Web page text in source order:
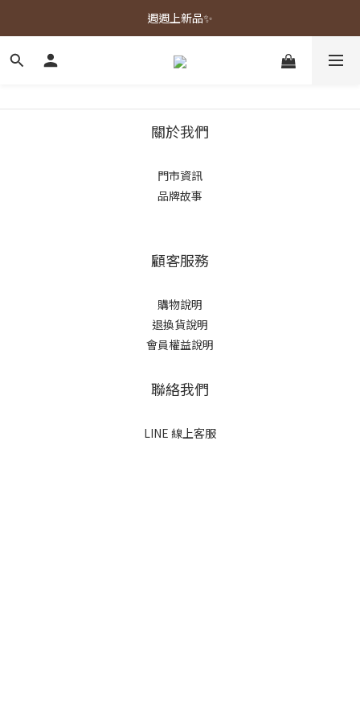
春夏新品上市🌿
週週上新品✨
春夏新品上市🌿
關於我們
門市資訊
品牌故事
顧客服務
購物說明
退換貨說明
會員權益說明
聯絡我們
LINE 線上客服